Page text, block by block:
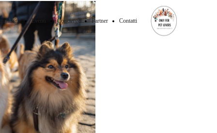
Eventi Concierge Partner Contatti